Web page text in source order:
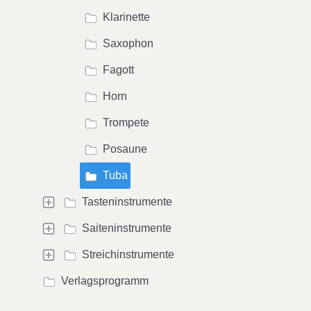
Klarinette
Saxophon
Fagott
Horn
Trompete
Posaune
Tuba
Tasteninstrumente
Saiteninstrumente
Streichinstrumente
Verlagsprogramm